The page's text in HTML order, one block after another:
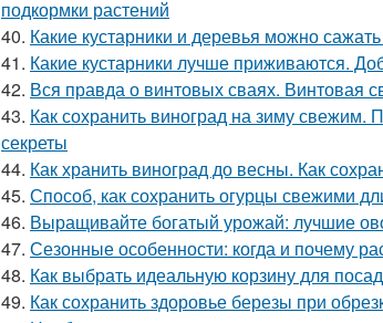
подкормки растений
40. Какие кустарники и деревья можно
41. Какие кустарники лучше приживаются.
42. Вся правда о винтовых сваях.
43. Как сохранить виноград на зиму свежим.
секреты
44. Как хранить виноград до весны. Как
45. Способ, как сохранить огурцы свежими
46. Выращивайте богатый урожай: лучшие
47. Сезонные особенности: когда и почему
48. Как выбрать идеальную корзину для
49. Как сохранить здоровье березы при